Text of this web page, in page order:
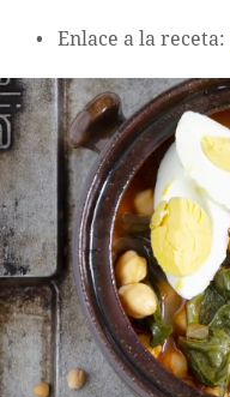
Enlace a la receta: